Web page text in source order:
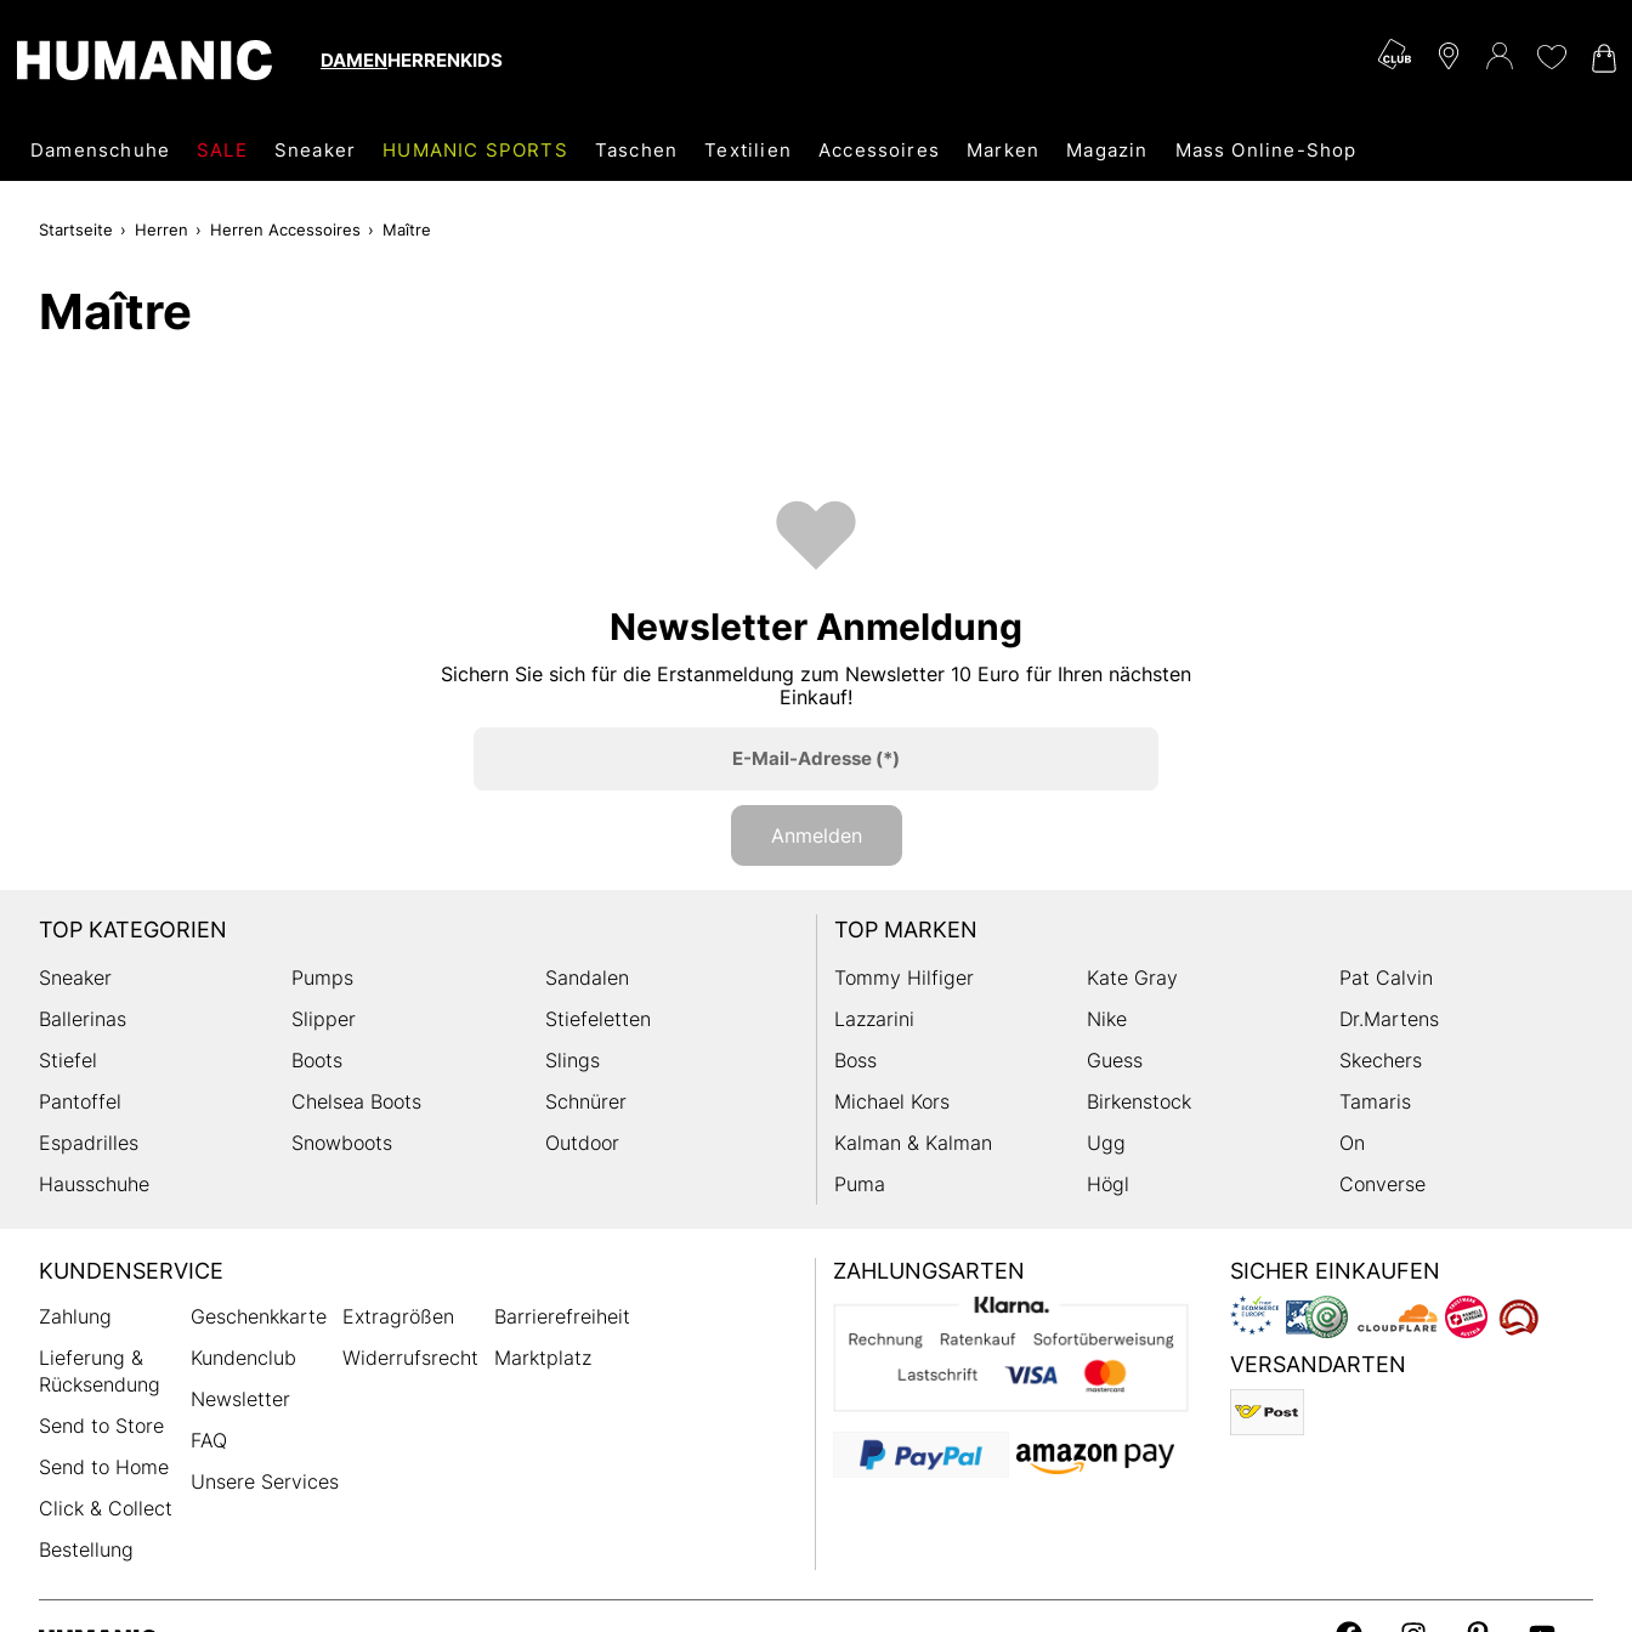
DAMENHERRENKIDS
Damenschuhe SALE Sneaker HUMANIC SPORTS Taschen Textilien Accessoires Marken Magazin Mass Online-Shop
Startseite Herren Herren Accessoires Maître
Maître
Newsletter Anmeldung
Sichern Sie sich für die Erstanmeldung zum Newsletter 10 Euro für Ihren nächsten
Einkauf!
E-Mail-Adresse(*)
Anmelden
TOP KATEGORIEN
Sneaker Pumps
Sandalen
Ballerinas
Slipper
Stiefeletten
Stiefel
Boots
Slings
Pantoffel
Chelsea Boots
Schnürer
Espadrilles
Snowboots
Outdoor
Hausschuhe
TOP MARKEN
Tommy Hilfiger Kate Gray
Pat Calvin
Lazzarini
Nike
Dr.Martens
Boss
Guess
Skechers
Michael Kors
Birkenstock
Tamaris
Kalman & Kalman
Ugg
On
Puma
Högl Converse
HUMANIC
Footer
KUNDENSERVICE
Zahlung
Lieferung &
Rücksendung
Send to Store
Send to Home
Click & Collect
Bestellung
Geschenkkarte
Kundenclub
Newsletter
FAQ
Unsere Services
Extragrößen
Widerrufsrecht
Barrierefreiheit
Marktplatz
ZAHLUNGSARTEN SICHER EINKAUFEN
VERSANDARTEN